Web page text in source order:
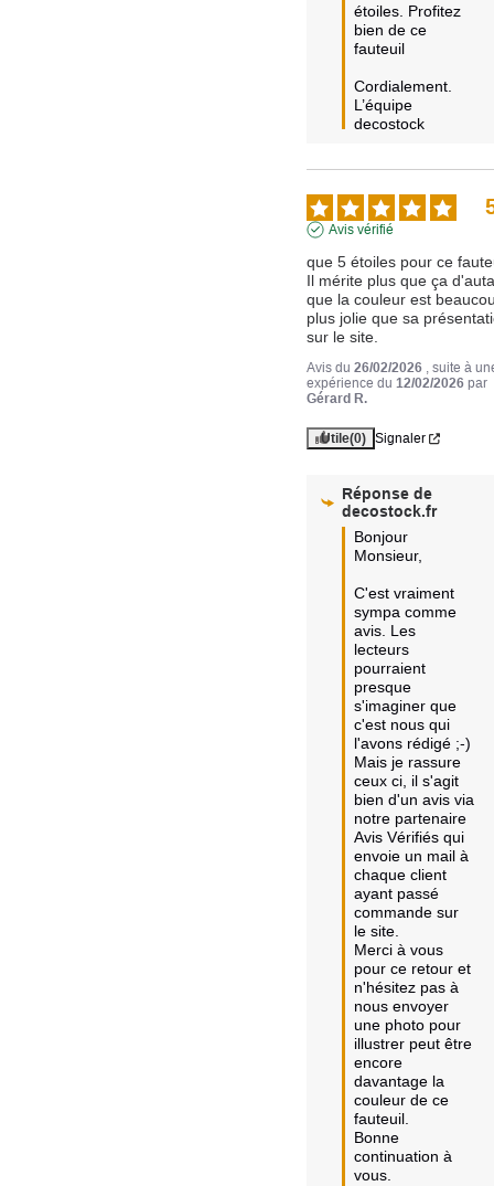
étoiles. Profitez
bien de ce
fauteuil
Cordialement.
L’équipe
decostock
Avis vérifié
que 5 étoiles pour ce
Il mérite plus que ça
que la couleur est
plus jolie que sa
sur le site.
Avis du 26/02/2026 , suite à
expérience du 12/02/2026 par
Gérard R.
Utile(0) Signaler
Réponse de
decostock.fr
Bonjour
Monsieur,
C'est vraiment
sympa comme
avis. Les
lecteurs
pourraient
presque
s'imaginer que
c'est nous qui
l'avons rédigé ;-)
Mais je rassure
ceux ci, il s'agit
bien d'un avis via
notre partenaire
Avis Vérifiés qui
envoie un mail à
chaque client
ayant passé
commande sur
le site.
Merci à vous
pour ce retour et
n'hésitez pas à
nous envoyer
une photo pour
illustrer peut être
encore
davantage la
couleur de ce
fauteuil.
Bonne
continuation à
vous.